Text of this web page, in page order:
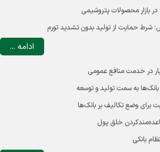
در بازار محصولات پتروشیمی
حمایت از تولید بدون تشدید تورم
ادامه ...
در خدمت منافع عمومی
به سمت تولید و توسعه
وضع تکالیف بر بانک‌ها
خلق پول
بانکی